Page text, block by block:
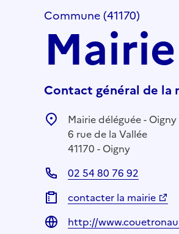
Commune (41170)
Contact général de la
Mairie déléguée - Oigny
6 rue de la Vallée
41170 - Oigny
02 54 80 76 92
contacter la mairie
http://